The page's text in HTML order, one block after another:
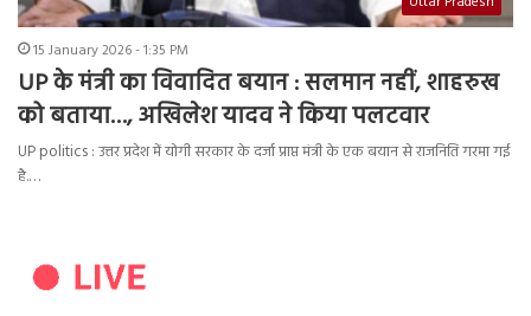
15 January 2026 - 1:35 PM
UP के मंत्री का विवादित बयान : सलमान नहीं, शाहरुख
को बताया…, अखिलेश यादव ने किया पलटवार
UP politics : उत्तर प्रदेश में योगी सरकार के दर्जा प्राप्त मंत्री के एक बयान से राजनिति गरमा गई
है.…